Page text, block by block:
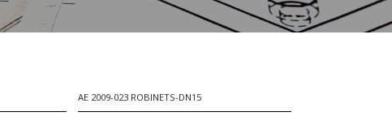
AE 2009-023 ROBINETS-DN15